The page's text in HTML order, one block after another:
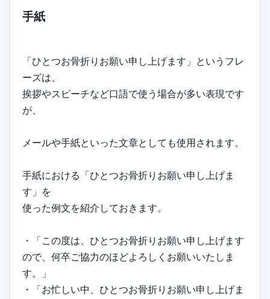
手紙
「ひとつお骨折りお願い申し上げます」というフレ
ーズは、
挨拶やスピーチなど口語で使う場合が多い表現です
が、
メールや手紙といった文章としても使用されます。
手紙における「ひとつお骨折りお願い申し上げま
す」を
使った例文を紹介しておきます。
・「この度は、ひとつお骨折りお願い申し上げます
ので、何卒ご協力のほどよろしくお願いいたしま
す。」
・「お忙しい中、ひとつお骨折りお願い申し上げま